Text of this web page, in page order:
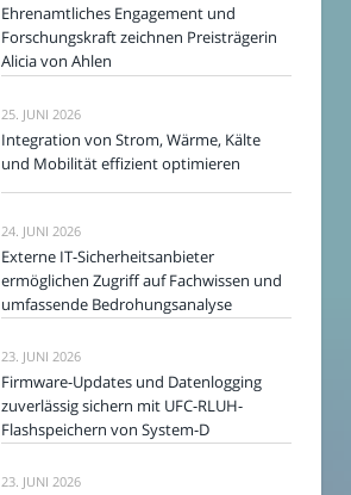
Ehrenamtliches Engagement und
Forschungskraft zeichnen Preisträgerin
Alicia von Ahlen
25. JUNI 2026
Integration von Strom, Wärme, Kälte
und Mobilität effizient optimieren
24. JUNI 2026
Externe IT-Sicherheitsanbieter
ermöglichen Zugriff auf Fachwissen und
umfassende Bedrohungsanalyse
23. JUNI 2026
Firmware-Updates und Datenlogging
zuverlässig sichern mit UFC-RLUH-
Flashspeichern von System-D
23. JUNI 2026